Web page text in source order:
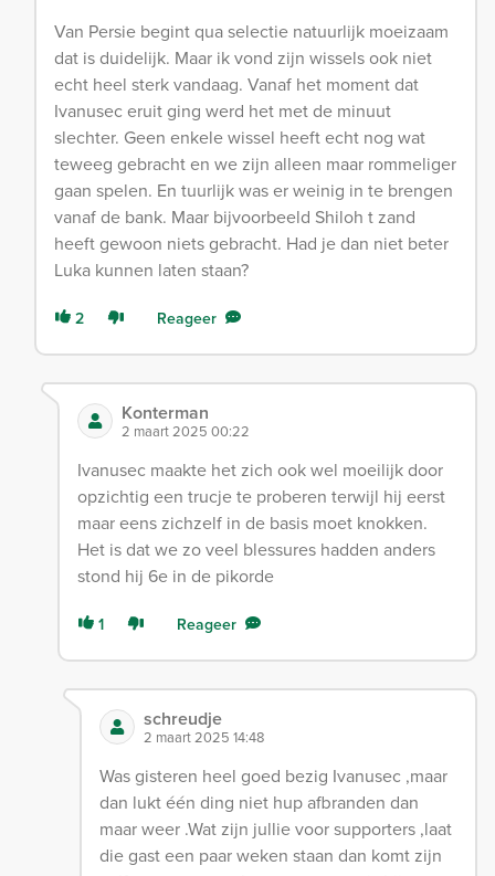
Van Persie begint qua selectie natuurlijk moeizaam
dat is duidelijk. Maar ik vond zijn wissels ook niet
echt heel sterk vandaag. Vanaf het moment dat
Ivanusec eruit ging werd het met de minuut
slechter. Geen enkele wissel heeft echt nog wat
teweeg gebracht en we zijn alleen maar rommeliger
gaan spelen. En tuurlijk was er weinig in te brengen
vanaf de bank. Maar bijvoorbeeld Shiloh t zand
heeft gewoon niets gebracht. Had je dan niet beter
Luka kunnen laten staan?
2 Reageer
Konterman
2 maart 2025 00:22
Ivanusec maakte het zich ook wel moeilijk door
opzichtig een trucje te proberen terwijl hij eerst
maar eens zichzelf in de basis moet knokken.
Het is dat we zo veel blessures hadden anders
stond hij 6e in de pikorde
1 Reageer
schreudje
2 maart 2025 14:48
Was gisteren heel goed bezig Ivanusec ,maar
dan lukt één ding niet hup afbranden dan
maar weer .Wat zijn jullie voor supporters ,laat
die gast een paar weken staan dan komt zijn